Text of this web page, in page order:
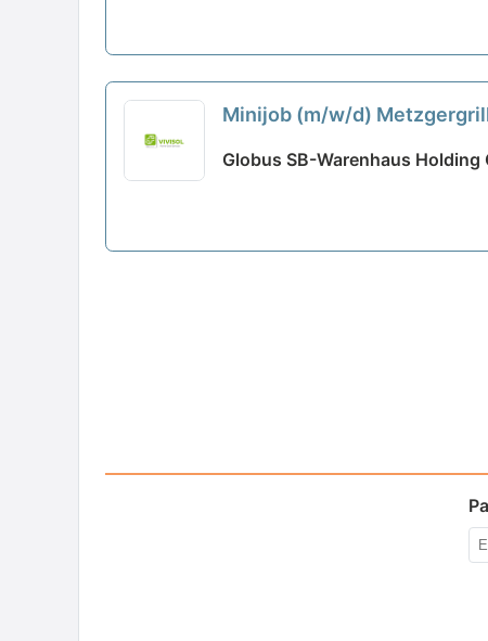
Minijob (m/w/d)
Globus SB-Warenhaus Holding